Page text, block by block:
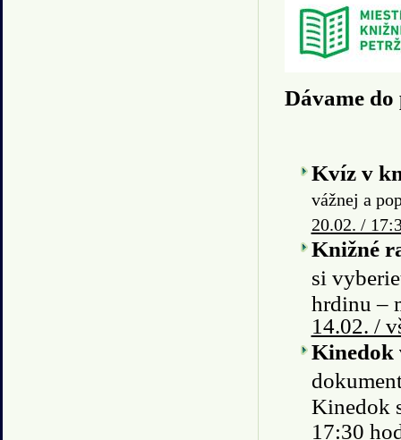
Dávame
Kvíz v
vážnej a
20.02. /
Knižné
si
hrdinu –
14.02. /
Kinedok
17:30